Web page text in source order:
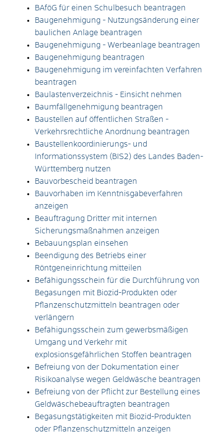
BAföG für einen Schulbesuch beantragen
Baugenehmigung - Nutzungsänderung einer
baulichen Anlage beantragen
Baugenehmigung - Werbeanlage beantragen
Baugenehmigung beantragen
Baugenehmigung im vereinfachten Verfahren
beantragen
Baulastenverzeichnis - Einsicht nehmen
Baumfällgenehmigung beantragen
Baustellen auf öffentlichen Straßen -
Verkehrsrechtliche Anordnung beantragen
Baustellenkoordinierungs- und
Informationssystem (BIS2) des Landes Baden-
Württemberg nutzen
Bauvorbescheid beantragen
Bauvorhaben im Kenntnisgabeverfahren
anzeigen
Beauftragung Dritter mit internen
Sicherungsmaßnahmen anzeigen
Bebauungsplan einsehen
Beendigung des Betriebs einer
Röntgeneinrichtung mitteilen
Befähigungsschein für die Durchführung von
Begasungen mit Biozid-Produkten oder
Pflanzenschutzmitteln beantragen oder
verlängern
Befähigungsschein zum gewerbsmäßigen
Umgang und Verkehr mit
explosionsgefährlichen Stoffen beantragen
Befreiung von der Dokumentation einer
Risikoanalyse wegen Geldwäsche beantragen
Befreiung von der Pflicht zur Bestellung eines
Geldwäschebeauftragten beantragen
Begasungstätigkeiten mit Biozid-Produkten
oder Pflanzenschutzmitteln anzeigen